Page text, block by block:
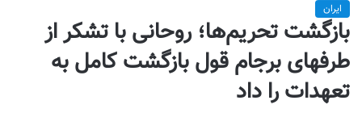
ایران
بازگشت تحریم‌ها؛ روحانی با تشکر از
طرفهای برجام قول بازگشت کامل به
تعهدات را داد